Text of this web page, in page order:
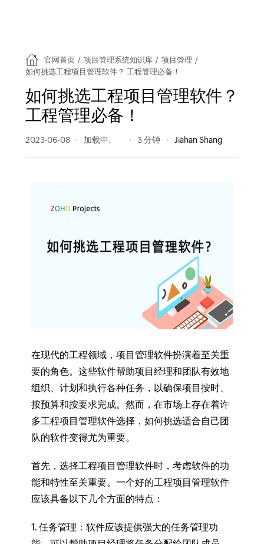
官网首页 / 项目管理系统知识库 / 项目管理 /
如何挑选工程项目管理软件？ 工程管理必备！
如何挑选工程项目管理软件？
工程管理必备！
2023-06-08 188 阅读量 3 分钟 Jiahan Shang
在现代的工程领域，项目管理软件扮演着至关重
要的角色。这些软件帮助项目经理和团队有效地
组织、计划和执行各种任务，以确保项目按时、
按预算和按要求完成。然而，在市场上存在着许
多工程项目管理软件选择，如何挑选适合自己团
队的软件变得尤为重要。
首先，选择工程项目管理软件时，考虑软件的功
能和特性至关重要。一个好的工程项目管理软件
应该具备以下几个方面的特点：
1. 任务管理： 软件应该提供强大的任务管理功